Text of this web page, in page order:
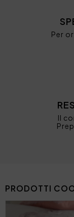
Per
Il
PRODOTTI